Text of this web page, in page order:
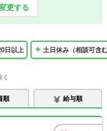
更する
日以上 土日休み（相談可含
順 給与順